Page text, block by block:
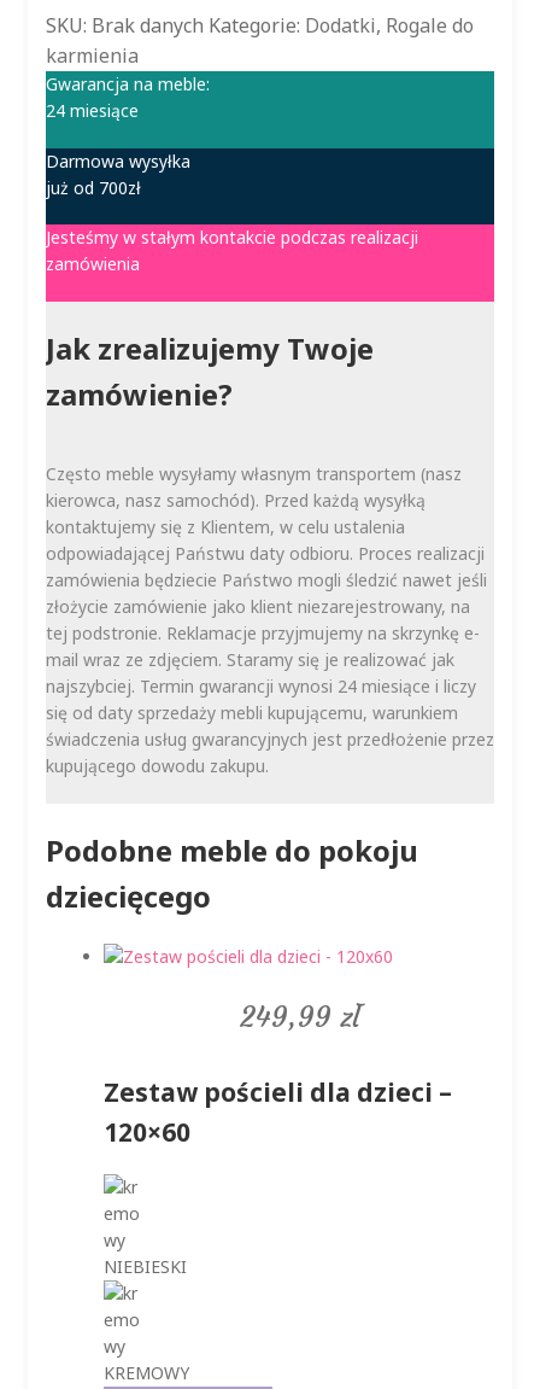
SKU: Brak danych Kategorie: Dodatki, Rogale do
karmienia
Gwarancja na meble:
24 miesiące
Darmowa wysyłka
już od 700zł
Jesteśmy w stałym kontakcie podczas realizacji
zamówienia
Jak zrealizujemy Twoje
zamówienie?
Często meble wysyłamy własnym transportem (nasz
kierowca, nasz samochód). Przed każdą wysyłką
kontaktujemy się z Klientem, w celu ustalenia
odpowiadającej Państwu daty odbioru. Proces realizacji
zamówienia będziecie Państwo mogli śledzić nawet jeśli
złożycie zamówienie jako klient niezarejestrowany, na
tej podstronie. Reklamacje przyjmujemy na skrzynkę e-
mail wraz ze zdjęciem. Staramy się je realizować jak
najszybciej. Termin gwarancji wynosi 24 miesiące i liczy
się od daty sprzedaży mebli kupującemu, warunkiem
świadczenia usług gwarancyjnych jest przedłożenie przez
kupującego dowodu zakupu.
Podobne meble do pokoju
dziecięcego
249,99 zł
Zestaw pościeli dla dzieci –
120×60
NIEBIESKI
KREMOWY